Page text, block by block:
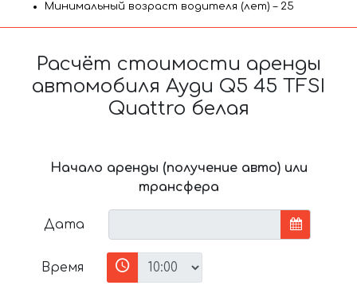
Минимальный возраст водителя (лет) – 25
Расчёт стоимости аренды
автомобиля Ауди Q5 45 TFSI
Quattro белая
Начало аренды (получение авто) или
трансфера
Дата
Время